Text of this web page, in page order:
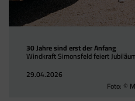
Foto: ©
30 Jahre sind erst der Anfang
Windkraft Simonsfeld feiert
29.04.2026
Tracking- und
einbauen können.
Google Analytics
einbinden, werden
Cookies stammen
und nicht vom Tag